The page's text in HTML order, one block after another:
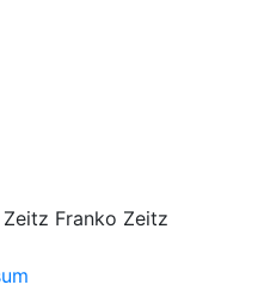
Franko Zeitz